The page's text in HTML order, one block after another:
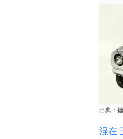
出典：
混在